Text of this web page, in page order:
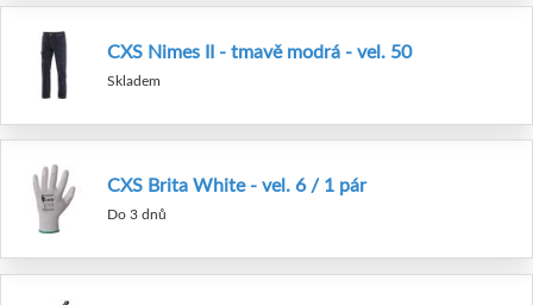
CXS Nimes II - tmavě modrá - vel. 50
Skladem
CXS Brita White - vel. 6 / 1 pár
Do 3 dnů